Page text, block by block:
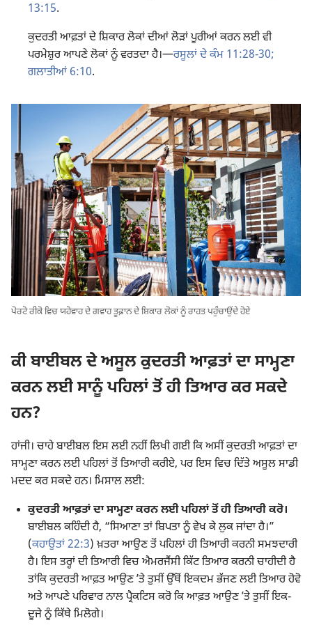
13:15.
ਕੁਦਰਤੀ ਆਫ਼ਤਾਂ ਦੇ ਸ਼ਿਕਾਰ ਲੋਕਾਂ ਦੀਆਂ ਲੋੜਾਂ ਪੂਰੀਆਂ ਕਰਨ ਲਈ ਵੀ
ਪਰਮੇਸ਼ੁਰ ਆਪਣੇ ਲੋਕਾਂ ਨੂੰ ਵਰਤਦਾ ਹੈ।—ਰਸੂਲਾਂ ਦੇ ਕੰਮ 11:28-30;
ਗਲਾਤੀਆਂ 6:10.
ਪੋਰਟੋ ਰੀਕੋ ਵਿਚ ਯਹੋਵਾਹ ਦੇ ਗਵਾਹ ਤੂਫ਼ਾਨ ਦੇ ਸ਼ਿਕਾਰ ਲੋਕਾਂ ਨੂੰ ਰਾਹਤ ਪਹੁੰਚਾਉਂਦੇ ਹੋਏ
ਕੀ ਬਾਈਬਲ ਦੇ ਅਸੂਲ ਕੁਦਰਤੀ ਆਫ਼ਤਾਂ ਦਾ ਸਾਮ੍ਹਣਾ
ਕਰਨ ਲਈ ਸਾਨੂੰ ਪਹਿਲਾਂ ਤੋਂ ਹੀ ਤਿਆਰ ਕਰ ਸਕਦੇ
ਹਨ?
ਹਾਂਜੀ। ਚਾਹੇ ਬਾਈਬਲ ਇਸ ਲਈ ਨਹੀਂ ਲਿਖੀ ਗਈ ਕਿ ਅਸੀਂ ਕੁਦਰਤੀ ਆਫ਼ਤਾਂ ਦਾ
ਸਾਮ੍ਹਣਾ ਕਰਨ ਲਈ ਪਹਿਲਾਂ ਤੋਂ ਤਿਆਰੀ ਕਰੀਏ, ਪਰ ਇਸ ਵਿਚ ਦਿੱਤੇ ਅਸੂਲ ਸਾਡੀ
ਮਦਦ ਕਰ ਸਕਦੇ ਹਨ। ਮਿਸਾਲ ਲਈ:
ਕੁਦਰਤੀ ਆਫ਼ਤਾਂ ਦਾ ਸਾਮ੍ਹਣਾ ਕਰਨ ਲਈ ਪਹਿਲਾਂ ਤੋਂ ਹੀ ਤਿਆਰੀ ਕਰੋ।
ਬਾਈਬਲ ਕਹਿੰਦੀ ਹੈ, “ਸਿਆਣਾ ਤਾਂ ਬਿਪਤਾ ਨੂੰ ਵੇਖ ਕੇ ਲੁਕ ਜਾਂਦਾ ਹੈ।”
(ਕਹਾਉਤਾਂ 22:3) ਖ਼ਤਰਾ ਆਉਣ ਤੋਂ ਪਹਿਲਾਂ ਹੀ ਤਿਆਰੀ ਕਰਨੀ ਸਮਝਦਾਰੀ
ਹੈ। ਇਸ ਤਰ੍ਹਾਂ ਦੀ ਤਿਆਰੀ ਵਿਚ ਐਮਰਜੈਂਸੀ ਕਿੱਟ ਤਿਆਰ ਕਰਨੀ ਚਾਹੀਦੀ ਹੈ
ਤਾਂਕਿ ਕੁਦਰਤੀ ਆਫ਼ਤ ਆਉਣ ʼਤੇ ਤੁਸੀਂ ਉੱਥੋਂ ਇਕਦਮ ਭੱਜਣ ਲਈ ਤਿਆਰ ਹੋਵੋ
ਅਤੇ ਆਪਣੇ ਪਰਿਵਾਰ ਨਾਲ ਪ੍ਰੈਕਟਿਸ ਕਰੋ ਕਿ ਆਫ਼ਤ ਆਉਣ ʼਤੇ ਤੁਸੀਂ ਇਕ-
ਦੂਜੇ ਨੂੰ ਕਿੱਥੇ ਮਿਲੋਗੇ।